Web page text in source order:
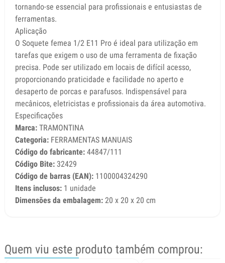
tornando-se essencial para profissionais e entusiastas de
ferramentas.
Aplicação
O Soquete femea 1/2 E11 Pro é ideal para utilização em
tarefas que exigem o uso de uma ferramenta de fixação
precisa. Pode ser utilizado em locais de difícil acesso,
proporcionando praticidade e facilidade no aperto e
desaperto de porcas e parafusos. Indispensável para
mecânicos, eletricistas e profissionais da área automotiva.
Especificações
Marca: TRAMONTINA
Categoria: FERRAMENTAS MANUAIS
Código do fabricante: 44847/111
Código Bite: 32429
Código de barras (EAN): 1100004324290
Itens inclusos: 1 unidade
Dimensões da embalagem: 20 x 20 x 20 cm
Quem viu este produto também comprou: